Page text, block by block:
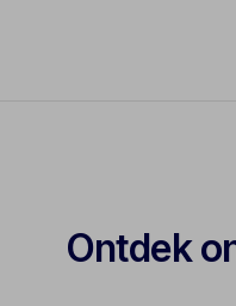
Ontdek